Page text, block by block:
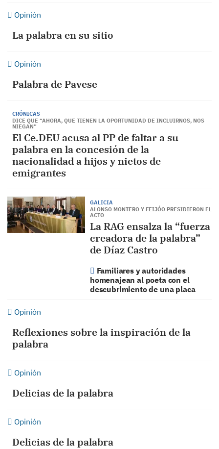
Opinión
La palabra en su sitio
Opinión
Palabra de Pavese
CRÓNICAS
DICE QUE “AHORA, QUE TIENEN LA OPORTUNIDAD DE INCLUIRNOS, NOS
NIEGAN”
El Ce.DEU acusa al PP de faltar a su
palabra en la concesión de la
nacionalidad a hijos y nietos de
emigrantes
GALICIA
ALONSO MONTERO Y FEIJÓO PRESIDIERON EL
ACTO
La RAG ensalza la “fuerza
creadora de la palabra”
de Díaz Castro
Familiares y autoridades
homenajean al poeta con el
descubrimiento de una placa
Opinión
Reflexiones sobre la inspiración de la
palabra
Opinión
Delicias de la palabra
Opinión
Delicias de la palabra